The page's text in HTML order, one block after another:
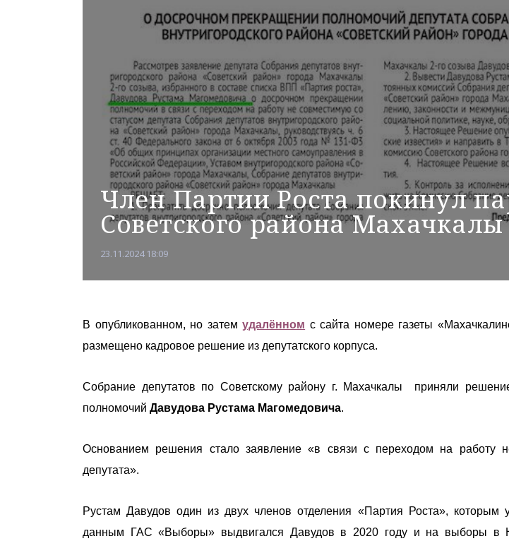
Член Партии Роста покинул
Советского района Махачкалы
23.11.2024 18:09
В опубликованном, но затемудалённом с сайта номере газеты
размещено кадровое решение из депутатского корпуса.
Собрание депутатов по Советскому району г. Махачкалы приняли
полномочий Давудова Рустама Магомедовича.
Основанием решения стало заявление «в связи с переходом на работу
депутата».
Рустам Давудов один из двух членов отделения «Партия Роста», которым
данным ГАС «Выборы» выдвигался Давудов в 2020 году и на выборы в